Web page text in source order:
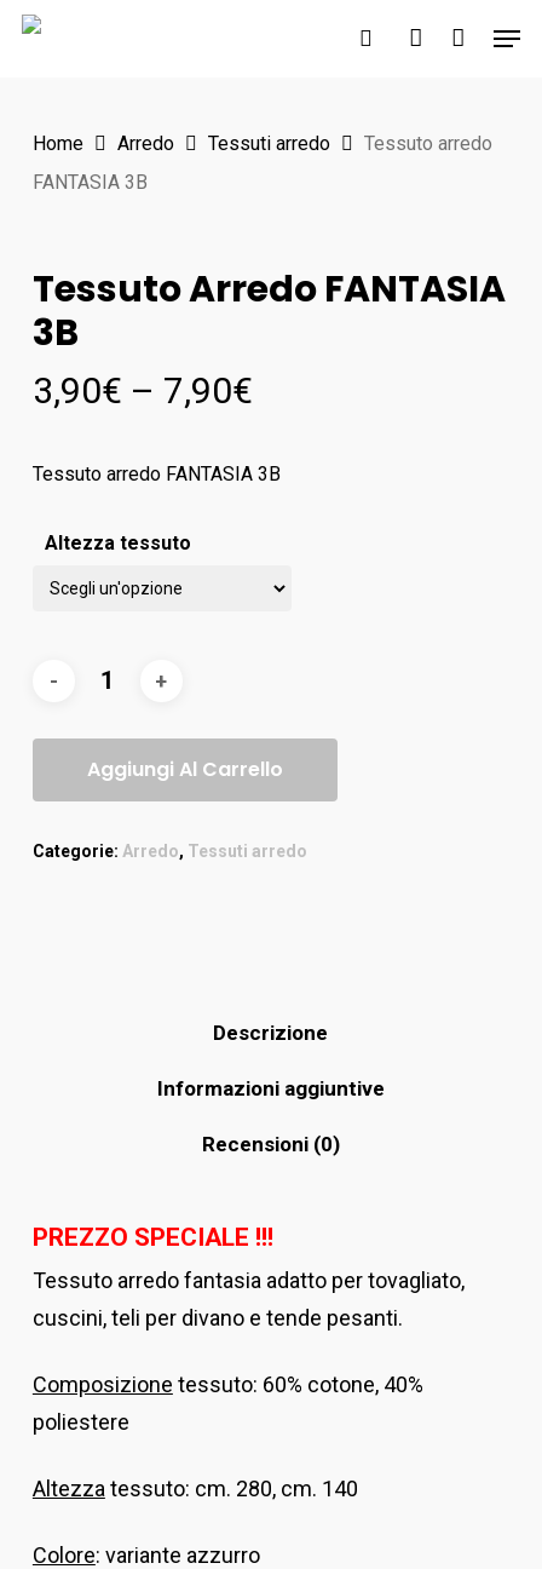
Skip
search account
Home Arredo Tessuti arredo
Tessuto arredo
FANTASIA 3B
Tessuto Arredo FANTASIA
3B
3,90€ – 7,90€
Tessuto arredo FANTASIA 3B
Altezza tessuto
Aggiungi Al Carrello
Categorie: Arredo, Tessuti arredo
Descrizione
Informazioni aggiuntive
Recensioni (0)
PREZZO SPECIALE !!!
Tessuto arredo fantasia adatto per tovagliato,
cuscini, teli per divano e tende pesanti.
Composizione tessuto: 60% cotone, 40%
poliestere
Altezza tessuto: cm. 280, cm. 140
Colore: variante azzurro